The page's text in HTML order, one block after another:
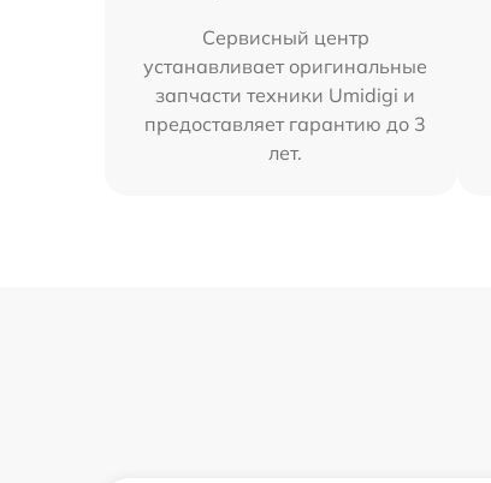
Сервисный центр
устанавливает оригинальные
запчасти техники Umidigi и
предоставляет гарантию до 3
лет.